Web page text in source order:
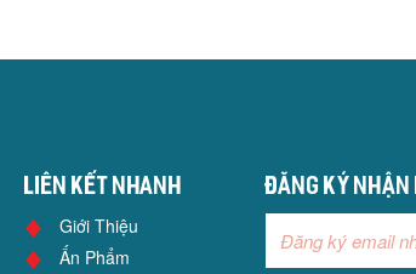
Liên kết nhanh
Giới Thiệu
Ấn Phẩm
Đăng ký nhận